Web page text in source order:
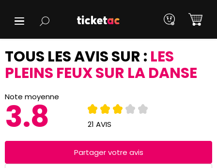
TOUS LES AVIS SUR : LES
PLEINS FEUX SUR LA DANSE
Note moyenne
3.8 21 AVIS
Partager votre avis